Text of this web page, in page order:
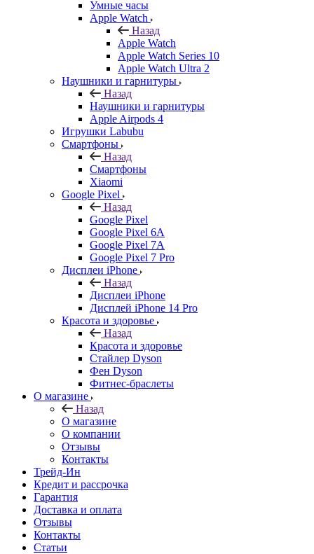
Умные часы
Apple Watch
Назад
Apple Watch
Apple Watch Series 10
Apple Watch Ultra 2
Наушники и гарнитуры
Назад
Наушники и гарнитуры
Apple Airpods 4
Игрушки Labubu
Смартфоны
Назад
Смартфоны
Xiaomi
Google Pixel
Назад
Google Pixel
Google Pixel 6A
Google Pixel 7А
Google Pixel 7 Pro
Дисплеи iPhone
Назад
Дисплеи iPhone
Дисплей iPhone 14 Pro
Красота и здоровье
Назад
Красота и здоровье
Стайлер Dyson
Фен Dyson
Фитнес-браслеты
О магазине
Назад
О магазине
О компании
Отзывы
Контакты
Трейд-Ин
Кредит и рассрочка
Гарантия
Доставка и оплата
Отзывы
Контакты
Статьи